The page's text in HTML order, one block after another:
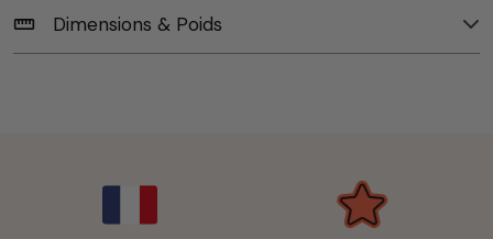
straighten Dimensions & Poids